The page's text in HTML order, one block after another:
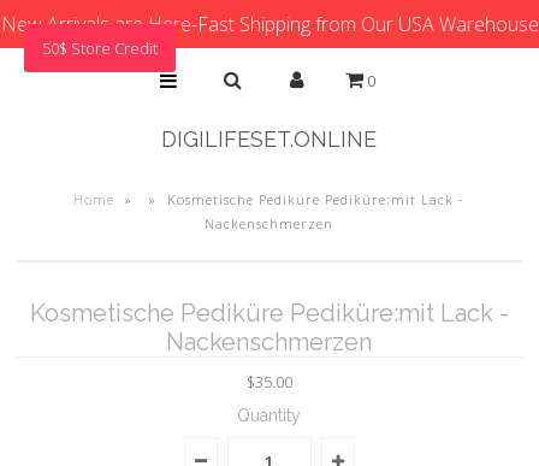
New Arrivals are Here-Fast Shipping from Our USA Warehouse
0
DIGILIFESET.ONLINE
Home » »
Kosmetische Pediküre Pediküre:mit Lack -
Nackenschmerzen
Kosmetische Pediküre Pediküre:mit Lack -
Nackenschmerzen
$35.00
Quantity
50$ Store Credit